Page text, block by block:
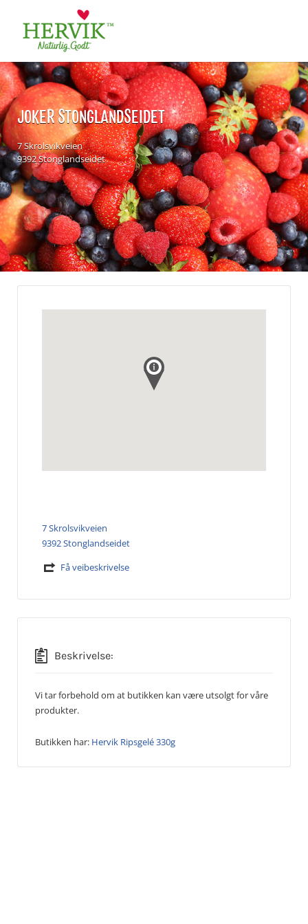
for:
JOKER STONGLANDSEIDET
7 Skrolsvikveien
9392 Stonglandseidet
7 Skrolsvikveien
9392 Stonglandseidet
Få veibeskrivelse
Beskrivelse:
Vi tar forbehold om at butikken kan være utsolgt for våre
produkter.
Butikken har: Hervik Ripsgelé 330g